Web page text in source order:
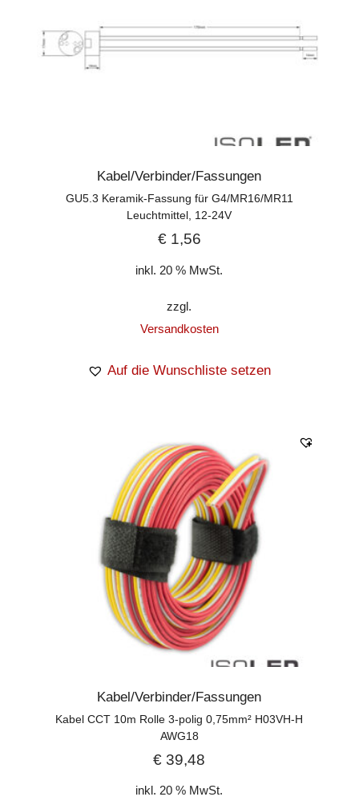
Kabel/Verbinder/Fassungen
GU5.3 Keramik-Fassung für G4/MR16/MR11
Leuchtmittel, 12-24V
€1,56
inkl. 20 % MwSt.
zzgl.
Versandkosten
Auf die Wunschliste setzen
Kabel/Verbinder/Fassungen
Kabel CCT 10m Rolle 3-polig 0,75mm² H03VH-H
AWG18
€ 39,48
inkl. 20 % MwSt.